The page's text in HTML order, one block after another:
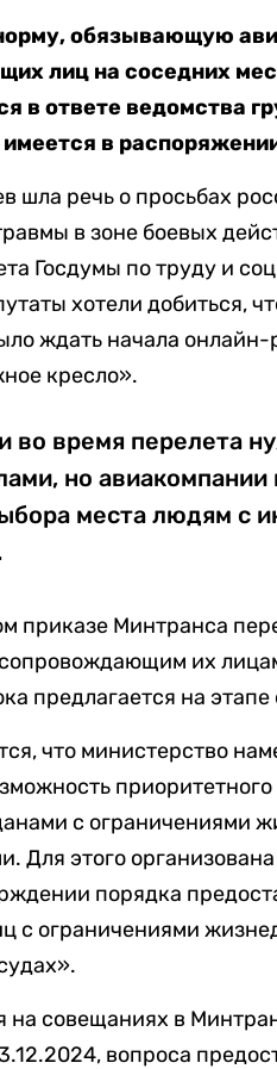
обязывающую
лиц на соседних
в ответе ведомства
в
шла речь о просьбах
в зоне боевых
Госдумы по труду и
хотели добиться,
ждать начала
кресло».
во время перелета
но авиакомпании
места людям с
приказе Минтранса
их
предлагается на
что министерство
с ограничениями
Для этого
порядка
с ограничениями
на совещаниях в
вопроса